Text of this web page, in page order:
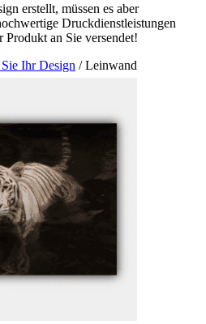
erstellt, müssen es aber
Druckdienstleistungen
an Sie versendet!
Ihr Design / Leinwand